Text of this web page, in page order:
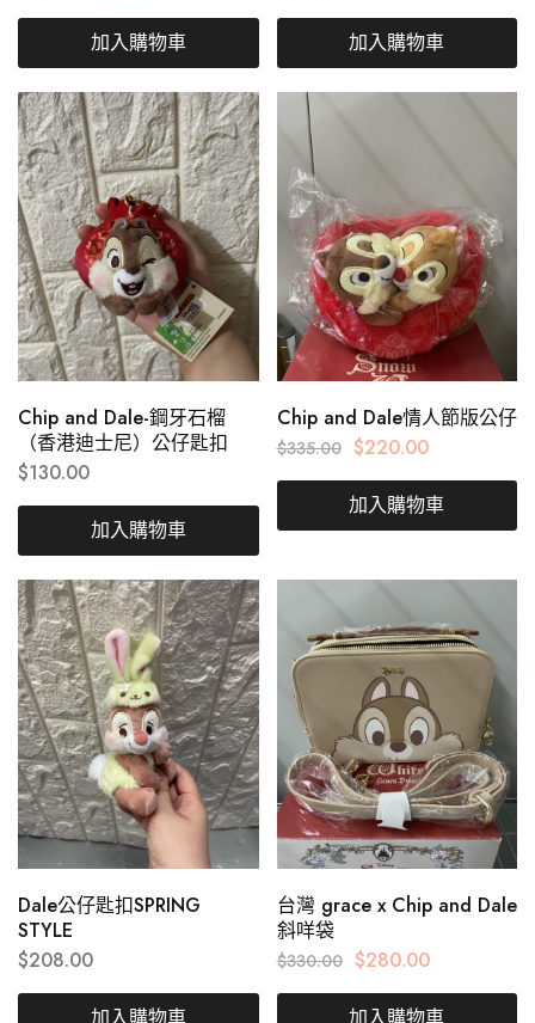
加入購物車 加入購物車
Chip and Dale-鋼牙石榴
（香港迪士尼）公仔匙扣
$130.00
加入購物車
Chip and Dale情人節版公仔
$335.00 $220.00
加入購物車
Dale公仔匙扣SPRING
STYLE
$208.00
加入購物車
台灣 grace x Chip and Dale
斜咩袋
$330.00 $280.00
加入購物車